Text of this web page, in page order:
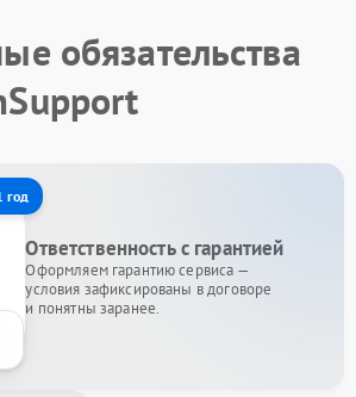
обязательства
год
Ответственность с гарантией
Оформляем гарантию сервиса —
условия зафиксированы в договоре
и понятны заранее.